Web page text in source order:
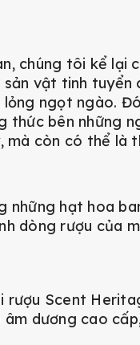
chúng tôi kể lại
vật tinh tuyển
ngọt ngào.
thức bên những
mà còn có thể là
những hạt hoa
dòng rượu của
rượu Scent
âm dương cao